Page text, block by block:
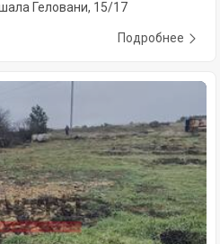
Геловани, 15/17
Подробнее